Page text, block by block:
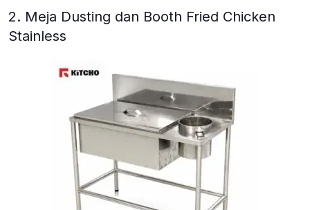
2. Meja Dusting dan Booth Fried Chicken
Stainless